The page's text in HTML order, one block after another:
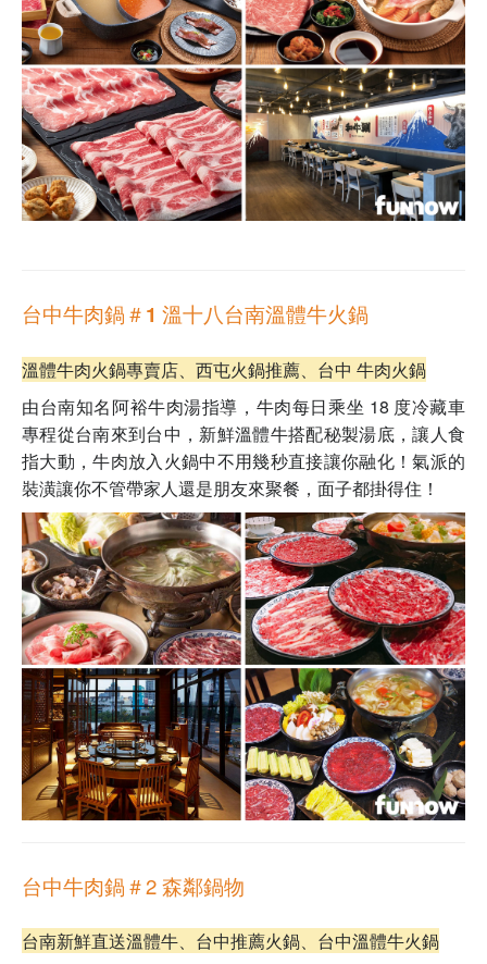
台中牛肉鍋＃1 溫十八台南溫體牛火鍋
溫體牛肉火鍋專賣店、⻄屯火鍋推薦、台中 牛肉火鍋
由台南知名阿裕牛肉湯指導，牛肉每日乘坐 18 度冷藏車
專程從台南來到台中， 新鮮溫體牛搭配秘製湯底，讓人食
指大動 ，牛肉放入火鍋中不用幾秒直接讓你融化！氣派的
裝潢讓你不管帶家人還是朋友來聚餐，面子都掛得住！
台中牛肉鍋＃2 森鄰鍋物
台南新鮮直送溫體牛、台中推薦火鍋、台中溫體牛火鍋